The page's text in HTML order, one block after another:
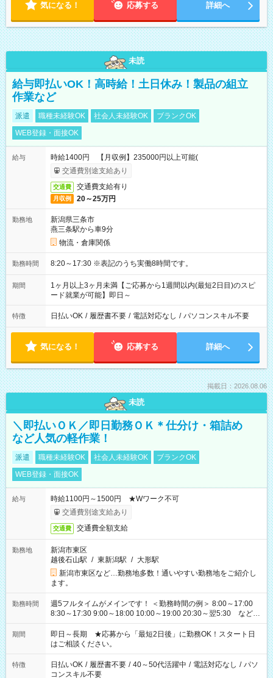
気になる！ 応募する 詳細へ
未読
給与即払いOK！高時給！土日休み！製品の組立
作業など
派遣 職種未経験OK 社会人未経験OK
ブランクOK
WEB登録・面接OK
給与
時給1400円 【月収例】235000円以上可能(
交通費別途支給あり
交通費 交通費支給有り
月収例 20～25万円
勤務地
新潟県三条市
燕三条駅から車9分
物流・倉庫関係
勤務時間 8:20～17:30 ※表記のうち実働8時間です。
期間
1ヶ月以上3ヶ月未満【ご応募から1週間以内(最短2日目)のスピ
ード就業が可能】即日～
特徴 日払いOK / 履歴書不要 / 電話対応なし / パソコンスキル不要
気になる！ 応募する 詳細へ
掲載日：2026.08.06
未読
＼即払いＯＫ／即日勤務ＯＫ＊仕分け・箱詰め
など人気の軽作業！
派遣 職種未経験OK 社会人未経験OK
ブランクOK
WEB登録・面接OK
給与
時給1100円～1500円 ★Wワーク不可
交通費別途支給あり
交通費 交通費全額支給
勤務地
新潟市東区
越後石山駅 / 東新潟駅 / 大形駅
新潟市東区など…勤務地多数！通いやすい勤務地をご紹介し
ます。
勤務時間
週5フルタイムがメインです！ ＜勤務時間の例＞ 8:00～17:00
8:30～17:30 9:00～18:00 10:00～19:00 20:30～翌5:30 など ★
その他にも勤務時間多数！ 日勤のみ、残業なし、交替制など
ご希望を教えてください！
期間
即日～長期 ★応募から「最短2日後」に勤務OK！スタート日
はご相談ください。
特徴 日払いOK / 履歴書不要 / 40～50代活躍中 / 電話対応なし / パソ
コンスキル不要